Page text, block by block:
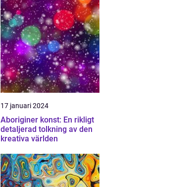
17 januari 2024
Aboriginer konst: En rikligt
detaljerad tolkning av den
kreativa världen